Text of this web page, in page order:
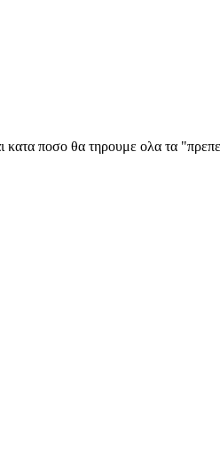
ποσο θα τηρουμε ολα τα